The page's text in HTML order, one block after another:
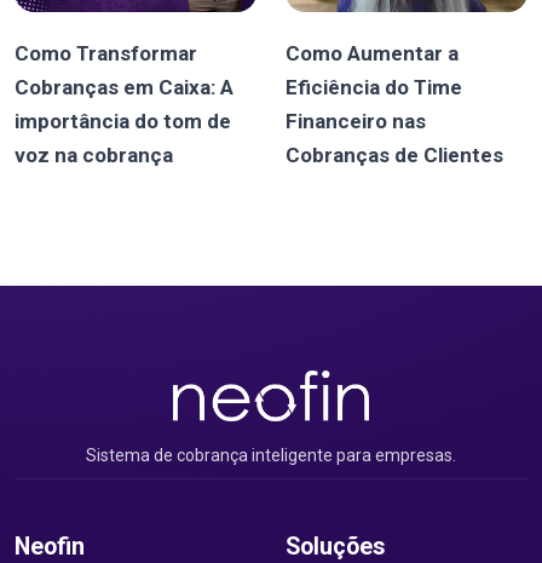
Como Transformar
Cobranças em Caixa: A
importância do tom de
voz na cobrança
Como Aumentar a
Eficiência do Time
Financeiro nas
Cobranças de Clientes
Sistema de cobrança inteligente para empresas.
Neofin Soluções